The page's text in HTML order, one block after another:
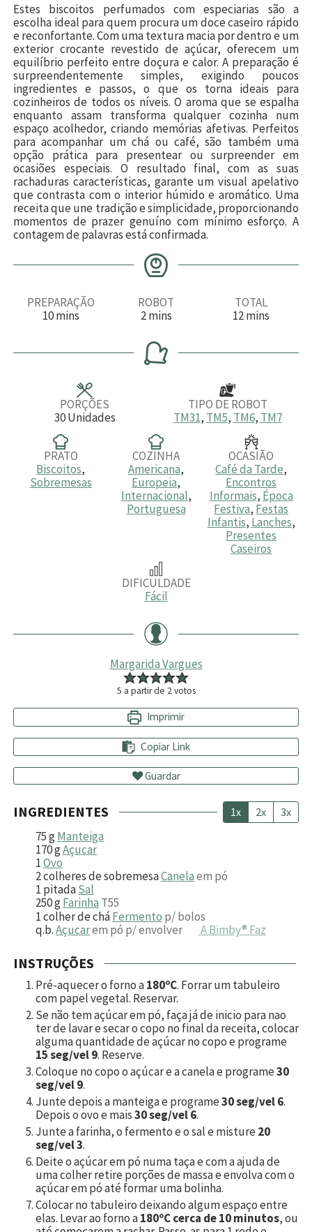
Estes biscoitos perfumados com especiarias são a
escolha ideal para quem procura um doce caseiro rápido
e reconfortante. Com uma textura macia por dentro e um
exterior crocante revestido de açúcar, oferecem um
equilíbrio perfeito entre doçura e calor. A preparação é
surpreendentemente simples, exigindo poucos
ingredientes e passos, o que os torna ideais para
cozinheiros de todos os níveis. O aroma que se espalha
enquanto assam transforma qualquer cozinha num
espaço acolhedor, criando memórias afetivas. Perfeitos
para acompanhar um chá ou café, são também uma
opção prática para presentear ou surpreender em
ocasiões especiais. O resultado final, com as suas
rachaduras características, garante um visual apelativo
que contrasta com o interior húmido e aromático. Uma
receita que une tradição e simplicidade, proporcionando
momentos de prazer genuíno com mínimo esforço. A
contagem de palavras está confirmada.
PREPARAÇÃO
10m
u
mins
ROBOT
2m
n
u
t
mins
TOTAL
12m
u
mins
PORÇÕES
30 Unidades
TIPO DE ROBOT
TM31, TM5, TM6, TM7
PRATO
Biscoitos,
Sobremesas
COZINHA
Americana,
Europeia,
Internacional,
Portuguesa
OCASIÃO
Café da Tarde,
Encontros
Informais, Época
Festiva, Festas
Infantis, Lanches,
Presentes
Caseiros
DIFICULDADE
Fácil
Margarida Vargues
5 a partir de 2votos
Imprimir
Copiar Link
Guardar
INGREDIENTES 1x 2x 3x
75gManteiga
170gAçucar
1Ovo
2colheres de sobremesaCanelaem pó
1 pitadaSal
250gFarinha T55
1colher de cháFermento p/ bolos
q.b.Açucarem pó p/ envolver A Bimby® Faz
INSTRUÇÕES
Pré-aquecer o forno a180ºC. Forrar um tabuleiro
com papel vegetal. Reservar.
Se não tem açúcar em pó, faça já de inicio para nao
ter de lavar e secar o copo no final da receita, colocar
alguma quantidade de açúcar no copo e programe
15 seg/vel 9. Reserve.
Coloque no copo o açúcar e a canela e programe30
seg/vel 9.
Junte depois a manteiga e programe30 seg/vel 6.
Depois o ovo e mais30 seg/vel 6.
Junte a farinha, o fermento e o sal e misture20
seg/vel 3.
Deite o açúcar em pó numa taça e com a ajuda de
uma colher retire porções de massa e envolva com o
açúcar em pó até formar uma bolinha.
Colocar no tabuleiro deixando algum espaço entre
elas. Levar ao forno a180ºC cerca de 10 minutos, ou